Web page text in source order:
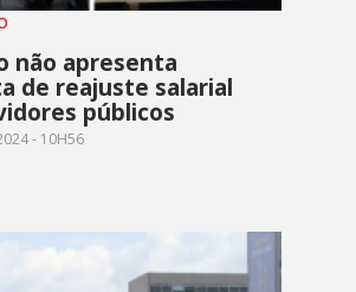
não apresenta
de reajuste salarial
públicos
- 10H56